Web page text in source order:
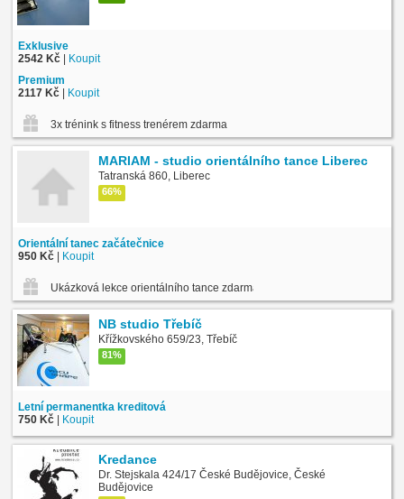
Exklusive
2542 Kč | Koupit
Premium
2117 Kč | Koupit
3x trénink s fitness trenérem zdarma
MARIAM - studio orientálního tance Liberec
Tatranská 860, Liberec
66%
Orientální tanec začátečnice
950 Kč | Koupit
Ukázková lekce orientálního tance zdarma
NB studio Třebíč
Křížkovského 659/23, Třebíč
81%
Letní permanentka kreditová
750 Kč | Koupit
Kredance
Dr. Stejskala 424/17 České Budějovice, České
Budějovice